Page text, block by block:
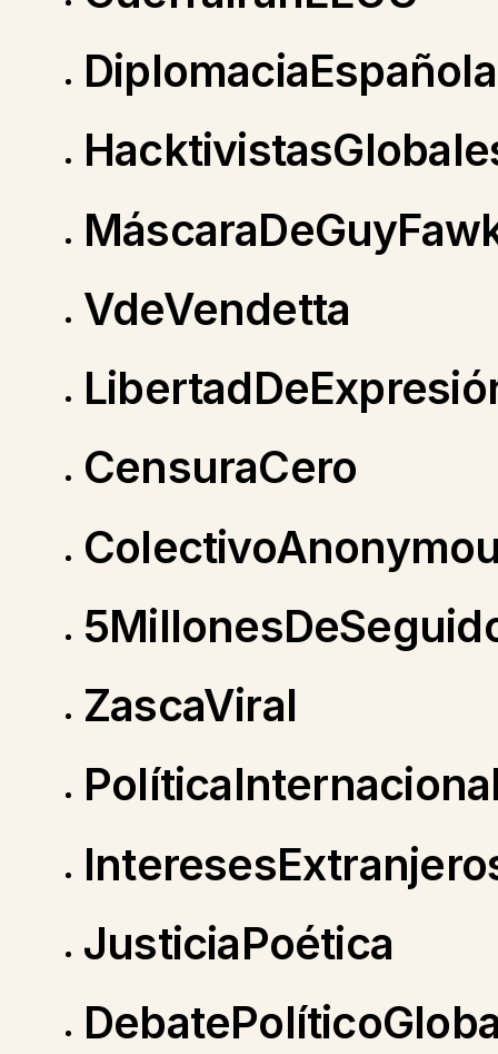
DiplomaciaEspañola
VdeVendetta
CensuraCero
ZascaViral
JusticiaPoética